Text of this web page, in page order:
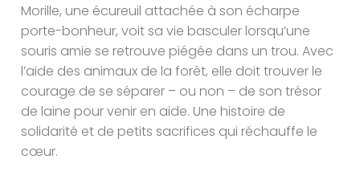
Morille, une écureuil attachée à son écharpe
porte-bonheur, voit sa vie basculer lorsqu’une
souris amie se retrouve piégée dans un trou. Avec
l’aide des animaux de la forêt, elle doit trouver le
courage de se séparer – ou non – de son trésor
de laine pour venir en aide. Une histoire de
solidarité et de petits sacrifices qui réchauffe le
cœur.